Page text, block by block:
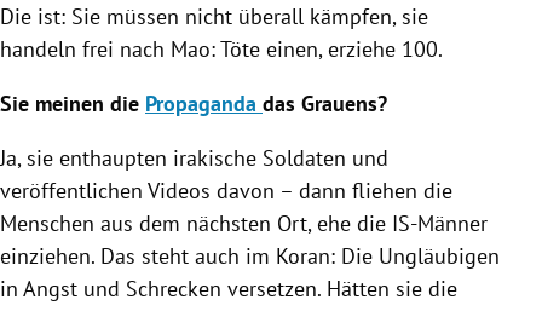
Die ist: Sie müssen nicht überall kämpfen, sie
handeln frei nach Mao: Töte einen, erziehe 100.
Sie meinen die Propaganda das Grauens?
Ja, sie enthaupten irakische Soldaten und
veröffentlichen Videos davon – dann fliehen die
Menschen aus dem nächsten Ort, ehe die IS-Männer
einziehen. Das steht auch im Koran: Die Ungläubigen
in Angst und Schrecken versetzen. Hätten sie die